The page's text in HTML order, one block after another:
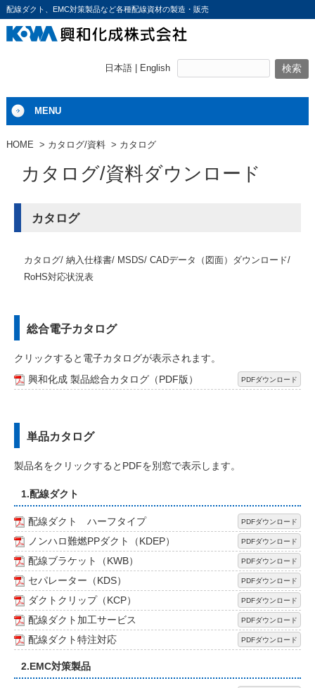
配線ダクト、EMC対策製品など各種配線資材の製造・販売
日本語 | English
MENU
HOME カタログ/資料 カタログ
カタログ/資料ダウンロード
カタログ
カタログ 納入仕様書 MSDS CADデータ（図面）ダウンロード
RoHS対応状況表
総合電子カタログ
クリックすると電子カタログが表示されます。
興和化成 製品総合カタログ（PDF版） PDFダウンロード
単品カタログ
製品名をクリックするとPDFを別窓で表示します。
1.配線ダクト
配線ダクト ハーフタイプ PDFダウンロード
ノンハロ難燃PPダクト（KDEP） PDFダウンロード
配線ブラケット（KWB） PDFダウンロード
セパレーター（KDS） PDFダウンロード
ダクトクリップ（KCP） PDFダウンロード
配線ダクト加工サービス PDFダウンロード
配線ダクト特注対応 PDFダウンロード
2.EMC対策製品